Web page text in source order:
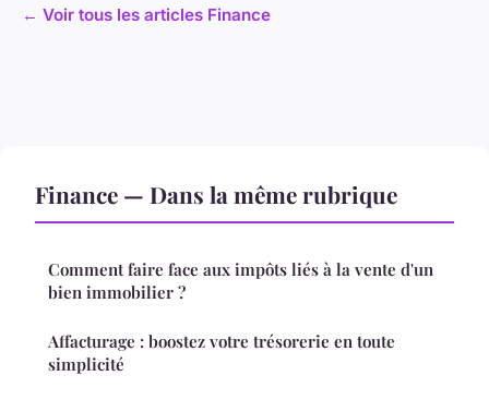
← Voir tous les articles Finance
Finance — Dans la même rubrique
Comment faire face aux impôts liés à la vente d'un
bien immobilier ?
Affacturage : boostez votre trésorerie en toute
simplicité